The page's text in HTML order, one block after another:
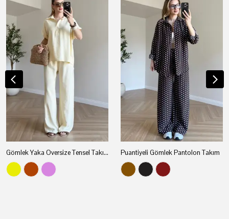
Gömlek Yaka Oversize Tensel Takım Puantiyeli Gömlek Pantolon Takım